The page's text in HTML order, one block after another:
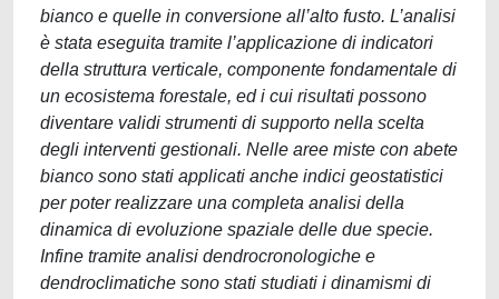
bianco e quelle in conversione all’alto fusto. L’analisi
è stata eseguita tramite l’applicazione di indicatori
della struttura verticale, componente fondamentale di
un ecosistema forestale, ed i cui risultati possono
diventare validi strumenti di supporto nella scelta
degli interventi gestionali. Nelle aree miste con abete
bianco sono stati applicati anche indici geostatistici
per poter realizzare una completa analisi della
dinamica di evoluzione spaziale delle due specie.
Infine tramite analisi dendrocronologiche e
dendroclimatiche sono stati studiati i dinamismi di